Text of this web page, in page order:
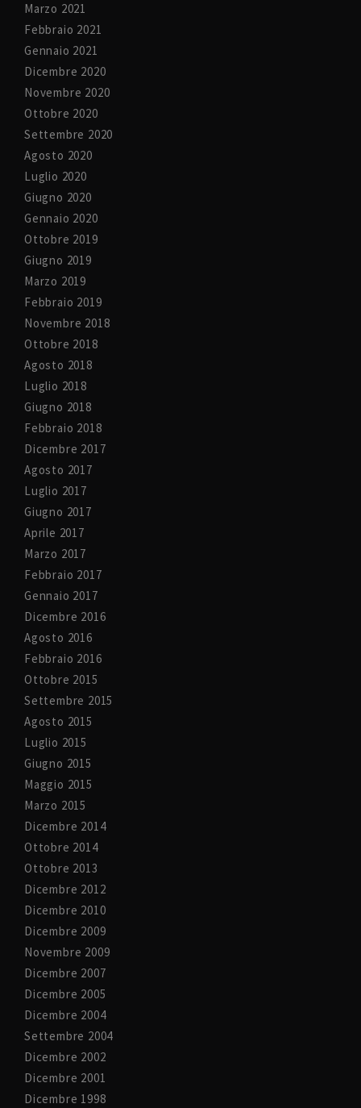
Marzo 2021
Febbraio 2021
Gennaio 2021
Dicembre 2020
Novembre 2020
Ottobre 2020
Settembre 2020
Agosto 2020
Luglio 2020
Giugno 2020
Gennaio 2020
Ottobre 2019
Giugno 2019
Marzo 2019
Febbraio 2019
Novembre 2018
Ottobre 2018
Agosto 2018
Luglio 2018
Giugno 2018
Febbraio 2018
Dicembre 2017
Agosto 2017
Luglio 2017
Giugno 2017
Aprile 2017
Marzo 2017
Febbraio 2017
Gennaio 2017
Dicembre 2016
Agosto 2016
Febbraio 2016
Ottobre 2015
Settembre 2015
Agosto 2015
Luglio 2015
Giugno 2015
Maggio 2015
Marzo 2015
Dicembre 2014
Ottobre 2014
Ottobre 2013
Dicembre 2012
Dicembre 2010
Dicembre 2009
Novembre 2009
Dicembre 2007
Dicembre 2005
Dicembre 2004
Settembre 2004
Dicembre 2002
Dicembre 2001
Dicembre 1998